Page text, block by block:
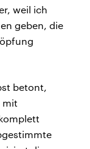
weil ich
geben, die
betont,
mit